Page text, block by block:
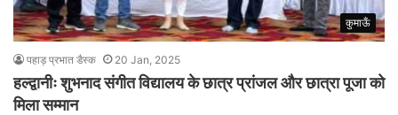
कुमाऊँ
पहाड़ प्रभात डैस्क 20 Jan, 2025
हल्द्वानीः शुभनाद संगीत विद्यालय के छात्र प्रांजल और छात्रा पूजा को
मिला सम्मान